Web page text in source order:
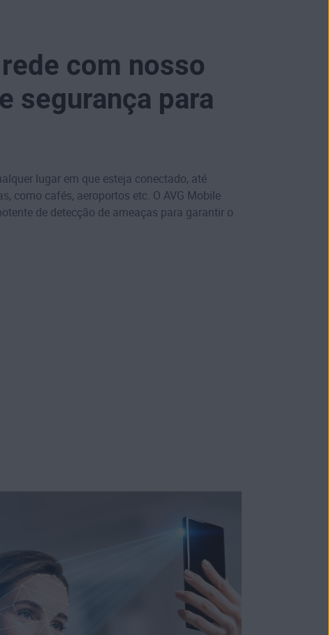
com nosso
segurança para
lugar em que esteja conectado, até
como cafés, aeroportos etc. O AVG Mobile
de detecção de ameaças para garantir o